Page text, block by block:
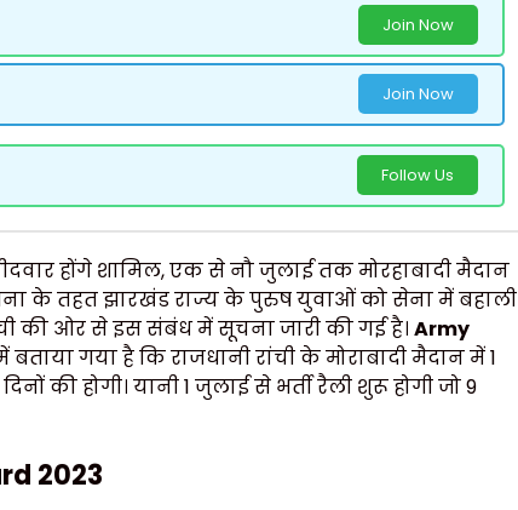
Join Now
Join Now
Follow Us
होंगे शामिल, एक से नौ जुलाई तक मोरहाबादी मैदान
के तहत झारखंड राज्य के पुरुष युवाओं को सेना में बहाली
की ओर से इस संबंध में सूचना जारी की गई है। Army
गया है कि राजधानी रांची के मोराबादी मैदान में 1
की होगी। यानी 1 जुलाई से भर्ती रैली शुरू होगी जो 9
2023